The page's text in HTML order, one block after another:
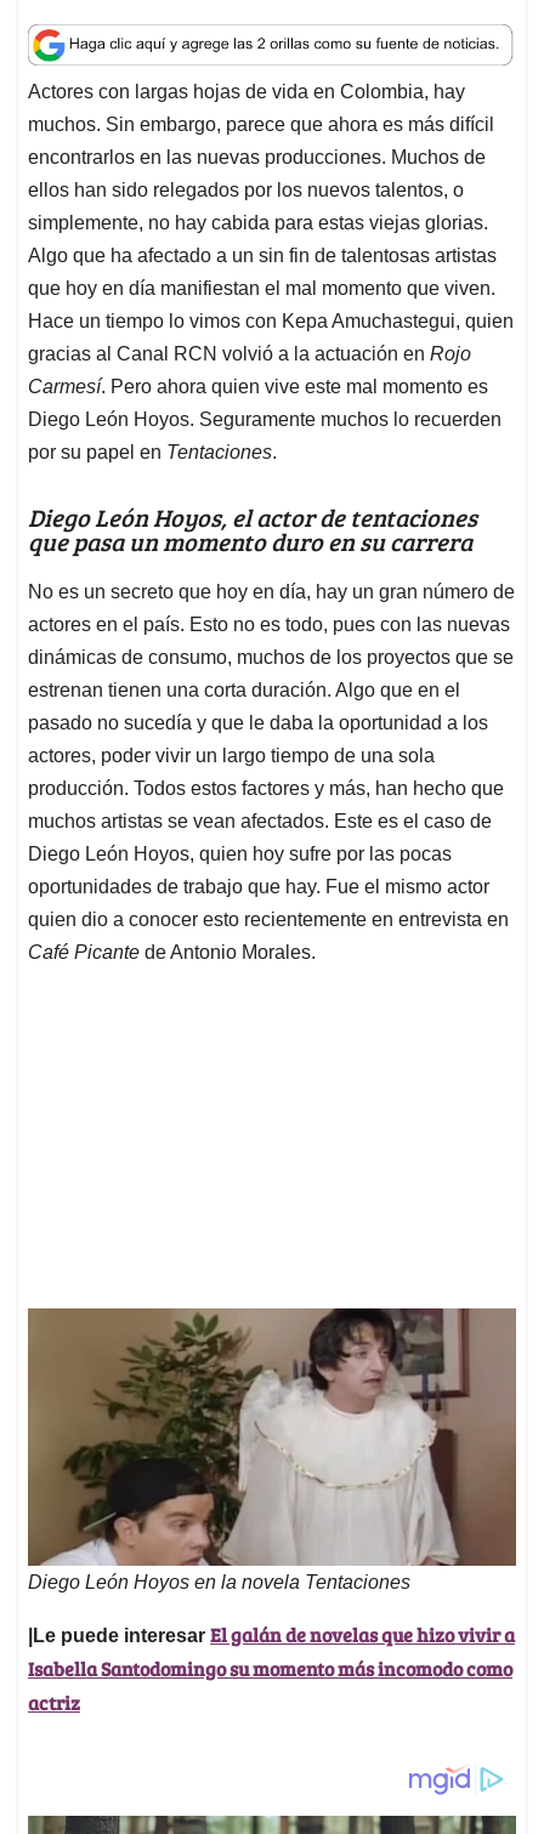
a
t
s
A
p
p
c
e
b
o
o
k
n
k
e
d
I
n
a
i
l
r
e
a
d
s
Actores con largas hojas de vida en Colombia, hay
muchos. Sin embargo, parece que ahora es más difícil
encontrarlos en las nuevas producciones. Muchos de
ellos han sido relegados por los nuevos talentos, o
simplemente, no hay cabida para estas viejas glorias.
Algo que ha afectado a un sin fin de talentosas artistas
que hoy en día manifiestan el mal momento que viven.
Hace un tiempo lo vimos con Kepa Amuchastegui, quien
gracias al Canal RCN volvió a la actuación en Rojo
Carmesí. Pero ahora quien vive este mal momento es
Diego León Hoyos. Seguramente muchos lo recuerden
por su papel en Tentaciones.
Diego León Hoyos, el actor de tentaciones
que pasa un momento duro en su carrera
No es un secreto que hoy en día, hay un gran número de
actores en el país. Esto no es todo, pues con las nuevas
dinámicas de consumo, muchos de los proyectos que se
estrenan tienen una corta duración. Algo que en el
pasado no sucedía y que le daba la oportunidad a los
actores, poder vivir un largo tiempo de una sola
producción. Todos estos factores y más, han hecho que
muchos artistas se vean afectados. Este es el caso de
Diego León Hoyos, quien hoy sufre por las pocas
oportunidades de trabajo que hay. Fue el mismo actor
quien dio a conocer esto recientemente en entrevista en
Café Picante de Antonio Morales.
Diego León Hoyos en la novela Tentaciones
|Le puede interesar El galán de novelas que hizo vivir a
Isabella Santodomingo su momento más incomodo como
actriz